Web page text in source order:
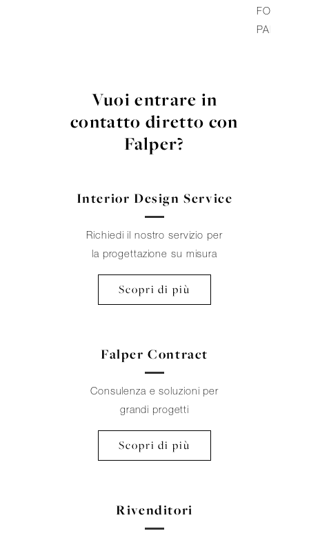
FOSTER +
Vuoi entrare in
contatto diretto con
Falper?
Interior Design Service
Richiedi il nostro servizio per
la progettazione su misura
Scopri di più
Falper Contract
Consulenza e soluzioni per
grandi progetti
Scopri di più
Rivenditori